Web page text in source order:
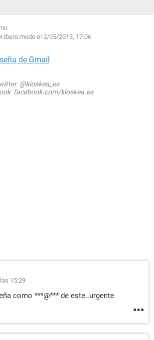
ibero.modo el 2/05/2013, 17:06
de Gmail
@kioskea_es
facebook.com/kioskea.es
15:29
como ***@*** de este..urgente